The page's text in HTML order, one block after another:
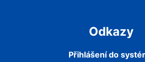
Odkazy
Přihlášení do